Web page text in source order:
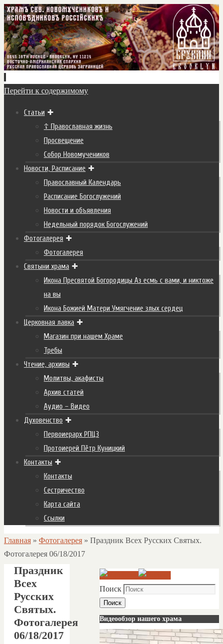
Перейти к содержимому
Статьи
☦ Православная жизнь
Просвещение
Собор Новомучеников
Новости, Расписание
Православный Календарь
Расписание Богослужений
Новости и объявления
Недельный порядок Богослужений
Фотогалерея
Фотогалерея
Святыни храма
Икона Пресвятой Богородицы Аз есмь с вами, и никтоже
на вы
Икона Божией Матери Умягчение злых сердец
Церковная лавка
Магазин при нашем Храме
Требы
Чтение, архивы
Молитвы, акафисты
Архив статей
Аудио – Видео
Духовенство
Первоиерарх РПЦЗ
Протоиерей Пётр Куницкий
Контакты
Контакты
Сестричество
Карта сайта
Ссылки
Главная » Фотогалерея » Праздник Всех Русских Святых.
Фотогалерея 06/18/2017
Праздник
Всех
Русских
Святых.
Фотогалерея
06/18/2017
Поиск
Поиск
Видеообзор нашего храма